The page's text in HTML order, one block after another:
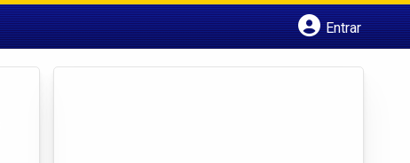
Entrar